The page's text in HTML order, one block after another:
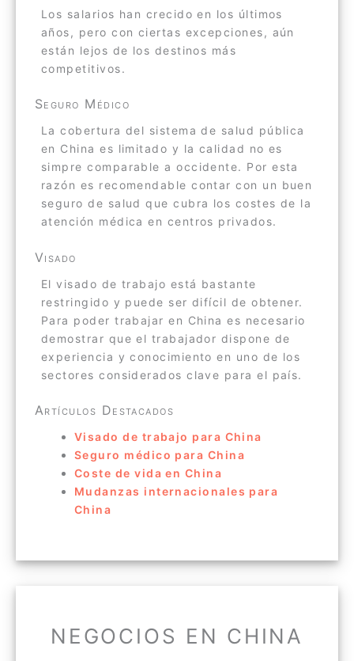
Los salarios han crecido en los últimos
años, pero con ciertas excepciones, aún
están lejos de los destinos más
competitivos.
Seguro Médico
La cobertura del sistema de salud pública
en China es limitado y la calidad no es
simpre comparable a occidente. Por esta
razón es recomendable contar con un buen
seguro de salud que cubra los costes de la
atención médica en centros privados.
Visado
El visado de trabajo está bastante
restringido y puede ser difícil de obtener.
Para poder trabajar en China es necesario
demostrar que el trabajador dispone de
experiencia y conocimiento en uno de los
sectores considerados clave para el país.
Artículos Destacados
Visado de trabajo para China
Seguro médico para China
Coste de vida en China
Mudanzas internacionales para
China
NEGOCIOS EN CHINA